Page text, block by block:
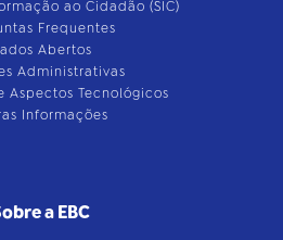
ao Cidadão (SIC)
Frequentes
Abertos
Administrativas
Aspectos Tecnológicos
Informações
a EBC